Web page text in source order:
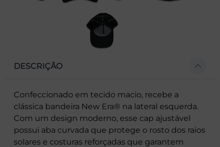
DESCRIÇÃO
Confeccionado em tecido macio, recebe a
clássica bandeira New Era® na lateral esquerda.
Com um design moderno, esse cap ajustável
possui aba curvada que protege o rosto dos raios
solares e costuras reforçadas que garantem